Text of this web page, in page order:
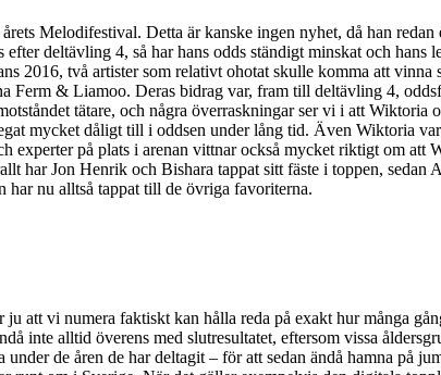
Melodifestival. Detta är kanske ingen nyhet, då han
deltävling 4, så har hans odds ständigt minskat och hans
2016, två artister som relativt ohotat skulle komma att
& Liamoo. Deras bidrag var, fram till deltävling 4,
tätare, och några överraskningar ser vi i att Wiktoria
mycket dåligt till i oddsen under lång tid. Även Wiktoria
experter på plats i arenan vittnar också mycket riktigt om att
Jon Henrik och Bishara tappat sitt fäste i toppen, sedan
nu alltså tappat till de övriga favoriterna.
att vi numera faktiskt kan hålla reda på exakt hur många
inte alltid överens med slutresultatet, eftersom vissa
de åren de har deltagit – för att sedan ändå hamna på